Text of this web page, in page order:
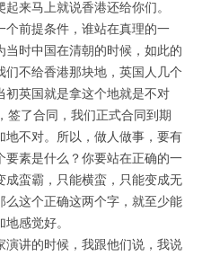
来马上就说香港还给你们。
个前提条件，谁站在真理的一
时中国在清朝的时候，如此的
不给香港那块地，英国人几个
英国就是拿这个地就是不对
签了合同，我们正式合同到期
不对。所以，做人做事，要有
素是什么？你要站在正确的一
蛮霸，只能横蛮，只能变成无
这个正确这两个字，就至少能
感觉好。
讲的时候，我跟他们说，我说